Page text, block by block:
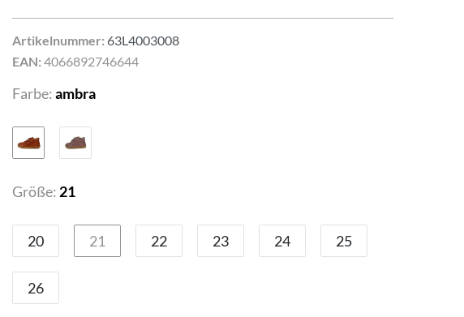
Artikelnummer: 63L4003008
EAN: 4066892746644
Farbe:ambra
Größe: 21
20 21 22 23 24 25
26